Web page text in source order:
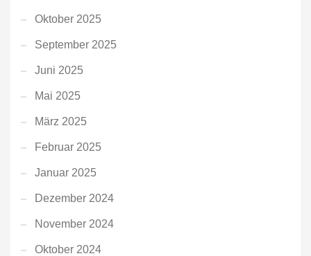
Oktober 2025
September 2025
Juni 2025
Mai 2025
März 2025
Februar 2025
Januar 2025
Dezember 2024
November 2024
Oktober 2024